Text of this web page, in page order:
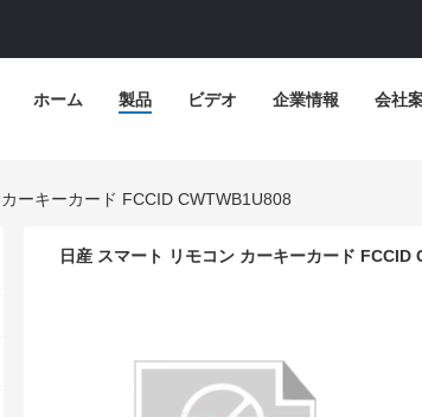
ホーム 製品 ビデオ 企業情報 会社
ーキーカード FCCID CWTWB1U808
日産 スマート リモコン カーキーカード FCCID